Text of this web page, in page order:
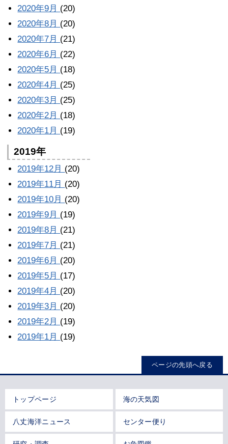
2020年9月 (20)
2020年8月 (20)
2020年7月 (21)
2020年6月 (22)
2020年5月 (18)
2020年4月 (25)
2020年3月 (25)
2020年2月 (18)
2020年1月 (19)
2019年
2019年12月 (20)
2019年11月 (20)
2019年10月 (20)
2019年9月 (19)
2019年8月 (21)
2019年7月 (21)
2019年6月 (20)
2019年5月 (17)
2019年4月 (20)
2019年3月 (20)
2019年2月 (19)
2019年1月 (19)
ページの先頭へ戻る
トップページ 海の天気図
八丈海洋ニュース センター便り